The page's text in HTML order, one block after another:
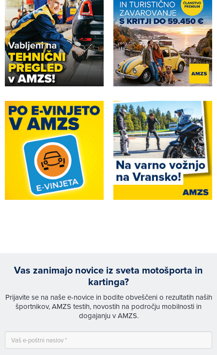
Vas zanimajo novice iz sveta motošporta in
kartinga?
Prijavite se na naše e-novice in bodite obveščeni o rezultatih naših
športnikov, AMZS testih, novostih na področju mobilnosti in
dogajanju v AMZS.